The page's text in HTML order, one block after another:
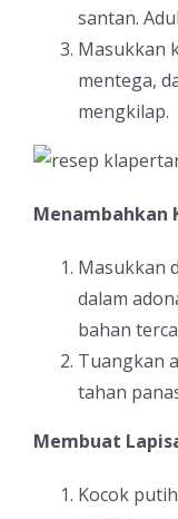
santan.
Masukkan
mentega,
mengkilap.
Menambahkan
Masukkan
dalam
bahan
Tuangkan
tahan
Membuat
Kocok